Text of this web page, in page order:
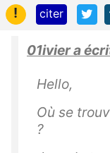
!
citer
01ivier a
Hello,
Où se
?